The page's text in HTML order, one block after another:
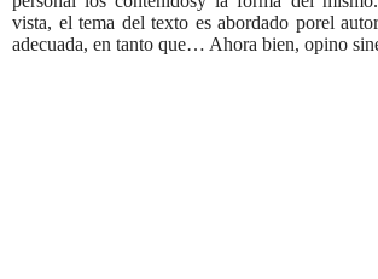
vista, el tema del texto es abordado porel
adecuada, en tanto que… Ahora bien, opino